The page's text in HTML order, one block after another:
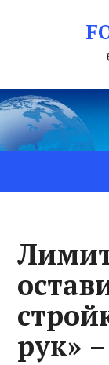
рук»